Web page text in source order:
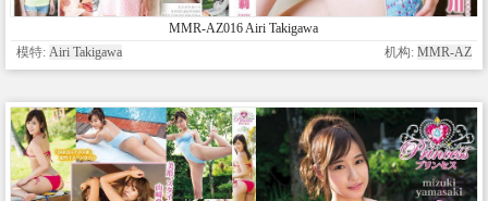
MMR-AZ016 Airi Takigawa
模特: Airi Takigawa 机构: MMR-AZ